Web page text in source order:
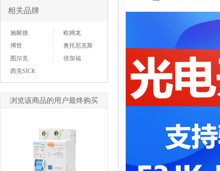
相关品牌
施耐德
欧姆龙
博世
奥托尼克斯
图尔克
倍加福
西克SICK
浏览该商品的用户最终购买